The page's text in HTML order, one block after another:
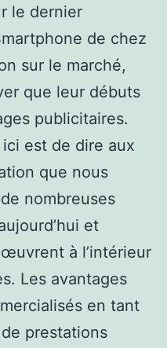
le dernier
de chez
sur le marché,
que leur débuts
publicitaires.
est de dire aux
que nous
nombreuses
et
à l’intérieur
Les avantages
en tant
prestations